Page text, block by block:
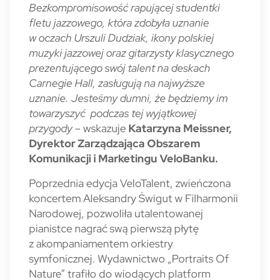
Bezkompromisowość rapującej studentki
fletu jazzowego, która zdobyła uznanie
w oczach Urszuli Dudziak, ikony polskiej
muzyki jazzowej oraz gitarzysty klasycznego
prezentującego swój talent na deskach
Carnegie Hall, zasługują na najwyższe
uznanie. Jesteśmy dumni, że będziemy im
towarzyszyć podczas tej wyjątkowej
przygody – wskazuje Katarzyna Meissner,
Dyrektor Zarządzająca Obszarem
Komunikacji i Marketingu VeloBanku.
Poprzednia edycja VeloTalent, zwieńczona
koncertem Aleksandry Świgut w Filharmonii
Narodowej, pozwoliła utalentowanej
pianistce nagrać swą pierwszą płytę
z akompaniamentem orkiestry
symfonicznej. Wydawnictwo „Portraits Of
Nature” trafiło do wiodących platform